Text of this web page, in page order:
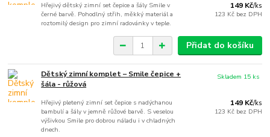
Hřejivý dětský zimní set čepice a šály Smile v
černé barvě. Pohodlný střih, měkký materiál a
roztomilý design pro zimní radovánky v teple.
149 Kč/ks
123 Kč bez DPH
Přidat do košíku
Dětský zimní komplet – Smile čepice +
šála - růžová
Hřejivý pletený zimní set čepice s nadýchanou
bambulí a šály v jemně růžové barvě. S veselou
výšivkou Smile pro dobrou náladu i v chladných
dnech.
149 Kč/ks
123 Kč bez DPH
Skladem 15 ks